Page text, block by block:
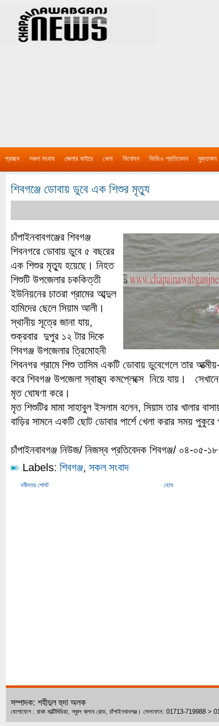
প্রচ্ছদ সকল সংবাদ জেলার বাইরে খেলা বিনোদন ভিডিও প্রতিবেদন মুক্তাঙ্গন
শিবগঞ্জে ডোবায় ডুবে এক শিশুর মৃত্যু
চাঁপাইনবাবগঞ্জের শিবগঞ্জ
শিবনগরে ডোবায় ডুবে ৫ বছরের
এক শিশুর মৃত্যু হয়েছে। নিহত
শিশুটি উপজেলার চককিত্তী
ইউনিয়নের চাতরা গ্রামের আব্দুল
হামিদের ছেলে সিয়াম আলী।
স্থানীয় সূত্রে জানা যায়,
শুক্রবার দুপুর ১২ টার দিকে
শিবগঞ্জ উপজেলার ত্রিমোহনী
শিবনগর গ্রামে শিশু তাসিম একটি ডোবায় ডুবেগেলে তার
করে শিবগঞ্জ উপজেলা স্বাস্থ্য কমপ্লেক্সে নিয়ে যায়।
মৃত ঘোষণা করে।
মৃত শিশুটির মামা সাহাবুল ইসলাম বলেন, সিয়াম তার খালার
বাড়ির সামনে একটি ছোট ডোবার পার্শে খেলা করার সময়
চাঁপাইনবাবগঞ্জ নিউজ/ নিজস্ব প্রতিবেদক শিবগঞ্জ/ ০৪-০৫-১৮
Labels: শিবগঞ্জ, সকল সংবাদ
নবীনতর পোস্ট হোম
সম্পাদক: শহীদুল হুদা অলক
যোগাযোগ : রাকা মাল্টিমিডিয়া, স্কুল ক্লাব রোড, চাঁপাইনবাবগঞ্জ। সেলফোন: 01713-